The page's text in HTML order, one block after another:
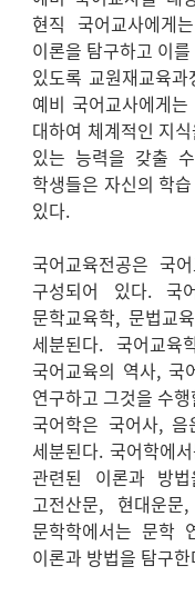
현직 국어교사에게
이론을 탐구하고 이
있도록 교원재교육
예비 국어교사에게
대하여 체계적인 지
있는 능력을 갖출
학생들은 자신의 학
있다.
국어교육전공은 국
구성되어 있다. 국
문학교육학, 문법교
세분된다. 국어교
국어교육의 역사, 국
연구하고 그것을 수
국어학은 국어사,
세분된다. 국어학에
관련된 이론과 방
고전산문, 현대운
문학학에서는 문학
이론과 방법을 탐구